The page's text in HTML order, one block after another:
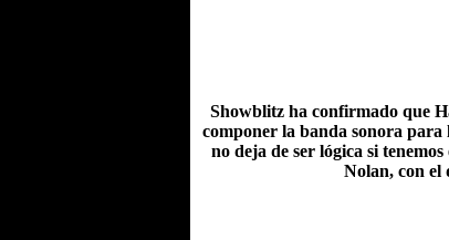
Showblitz ha confirmado que
componer la banda sonora
no deja de ser lógica si
Nolan, con el